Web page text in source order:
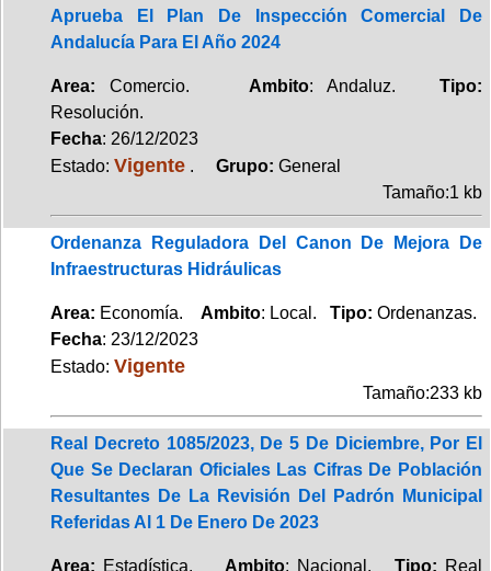
Aprueba El Plan De Inspección Comercial De
Andalucía Para El Año 2024
Area: Comercio. Ambito: Andaluz.Tipo:
Resolución.
Fecha: 26/12/2023
Estado: Vigente . Grupo: General
Tamaño:1 kb
Ordenanza Reguladora Del Canon De Mejora De
Infraestructuras Hidráulicas
Area: Economía. Ambito: Local. Tipo: Ordenanzas.
Fecha: 23/12/2023
Estado: Vigente
Tamaño:233 kb
Real Decreto 1085/2023, De 5 De Diciembre, Por El
Que Se Declaran Oficiales Las Cifras De Población
Resultantes De La Revisión Del Padrón Municipal
Referidas Al 1 De Enero De 2023
Area: Estadística. Ambito: Nacional. Tipo: Real